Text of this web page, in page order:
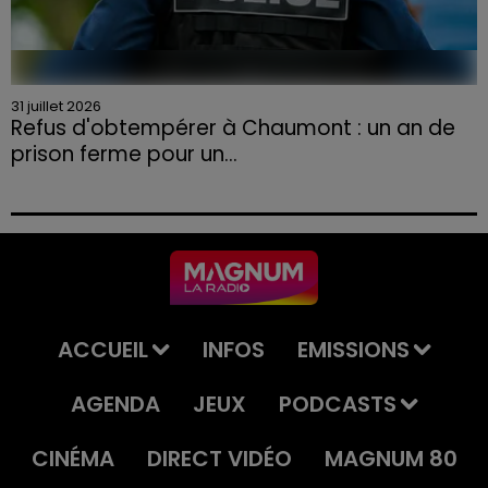
31 juillet 2026
Refus d'obtempérer à Chaumont : un an de
prison ferme pour un...
permis et la confiscation de son véhicule.
ACCUEIL INFOS
EMISSIONS
AGENDA
JEUX
PODCASTS
CINÉMA
DIRECT VIDÉO MAGNUM 80